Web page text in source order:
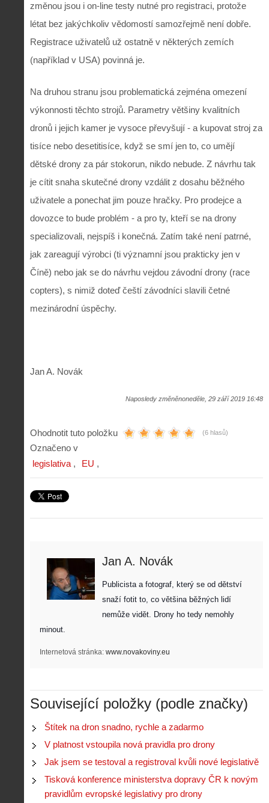
změnou jsou i on-line testy nutné pro registraci, protože
létat bez jakýchkoliv vědomostí samozřejmě není dobře.
Registrace uživatelů už ostatně v některých zemích
(například v USA) povinná je.
Na druhou stranu jsou problematická zejména omezení
výkonnosti těchto strojů. Parametry většiny kvalitních
dronů i jejich kamer je vysoce převyšují - a kupovat stroj za
tisíce nebo desetitisíce, když se smí jen to, co umějí
dětské drony za pár stokorun, nikdo nebude. Z návrhu tak
je cítit snaha skutečné drony vzdálit z dosahu běžného
uživatele a ponechat jim pouze hračky. Pro prodejce a
dovozce to bude problém - a pro ty, kteří se na drony
specializovali, nejspíš i konečná. Zatím také není patrné,
jak zareagují výrobci (ti významní jsou prakticky jen v
Číně) nebo jak se do návrhu vejdou závodní drony (race
copters), s nimiž doteď čeští závodníci slavili četné
mezinárodní úspěchy.
Jan A. Novák
Naposledy změněnoneděle, 29 září 2019 16:48
Ohodnotit tuto položku (6 hlasů)
Označeno v
legislativa
EU
Jan A. Novák
Publicista a fotograf, který se od dětství
snaží fotit to, co většina běžných lidí
nemůže vidět. Drony ho tedy nemohly
minout.
Internetová stránka: www.novakoviny.eu
Související položky (podle značky)
Štítek na dron snadno, rychle a zadarmo
V platnost vstoupila nová pravidla pro drony
Jak jsem se testoval a registroval kvůli nové legislativě
Tisková konference ministerstva dopravy ČR k novým
pravidlům evropské legislativy pro drony